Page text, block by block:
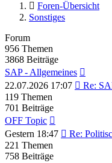
Foren-Übersicht
Sonstiges
Forum
956 Themen
3868 Beiträge
SAP - Allgemeines
22.07.2026 17:07
Re:
119 Themen
701 Beiträge
OFF Topic
Gestern 18:47
Neuester
Re:
221 Themen
758 Beiträge